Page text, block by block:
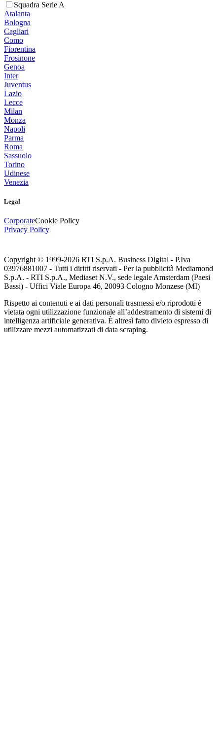
Squadra Serie A
Atalanta
Bologna
Cagliari
Como
Fiorentina
Frosinone
Genoa
Inter
Juventus
Lazio
Lecce
Milan
Monza
Napoli
Parma
Roma
Sassuolo
Torino
Udinese
Venezia
Legal
CorporateCookie Policy
Privacy Policy
Copyright © 1999-2026 RTI S.p.A. Business Digital - P.Iva
03976881007 - Tutti i diritti riservati - Per la pubblicità Mediamond
S.p.A. - RTI S.p.A., Mediaset N.V., sede legale Amsterdam (Paesi
Bassi) - Uffici Viale Europa 46, 20093 Cologno Monzese (MI)
Rispetto ai contenuti e ai dati personali trasmessi e/o riprodotti è
vietata ogni utilizzazione funzionale all’addestramento di sistemi di
intelligenza artificiale generativa. È altresì fatto divieto espresso di
utilizzare mezzi automatizzati di data scraping.